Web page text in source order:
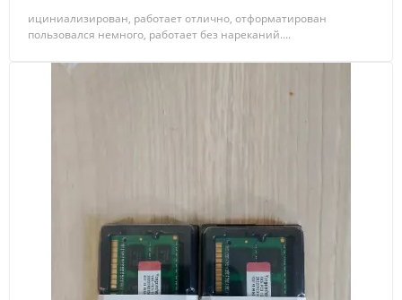
ициниализирован, работает отлично, отформатирован
пользовался немного, работает без нареканий....